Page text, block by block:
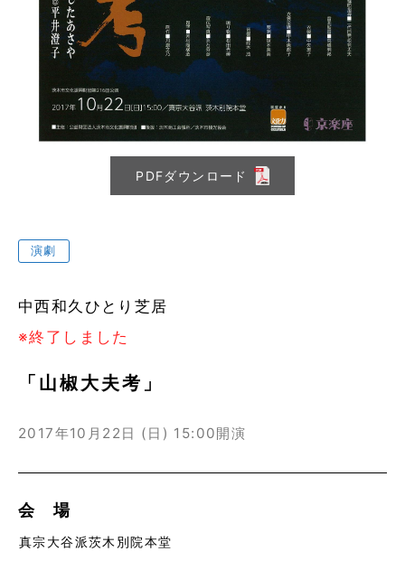
PDFダウンロード
演劇
中西和久ひとり芝居
※終了しました
「山椒大夫考」
2017年10月22日 (日) 15:00開演
会 場
真宗大谷派茨木別院本堂